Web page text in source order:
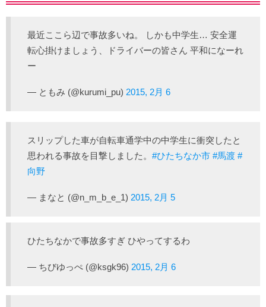
最近ここら辺で事故多いね。 しかも中学生… 安全運
転心掛けましょう、ドライバーの皆さん 平和になーれ
ー
— ともみ (@kurumi_pu) 2015, 2月 6
スリップした車が自転車通学中の中学生に衝突したと
思われる事故を目撃しました。 #ひたちなか市 #馬渡 #
向野
— まなと (@n_m_b_e_1) 2015, 2月 5
ひたちなかで事故多すぎ ひやってするわ
— ちびゆっぺ (@ksgk96) 2015, 2月 6